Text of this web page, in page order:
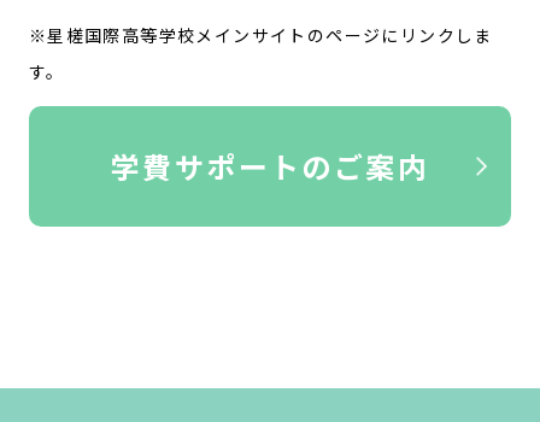
※星槎国際高等学校メインサイトのページにリンクしま
す。
学費サポートのご案内